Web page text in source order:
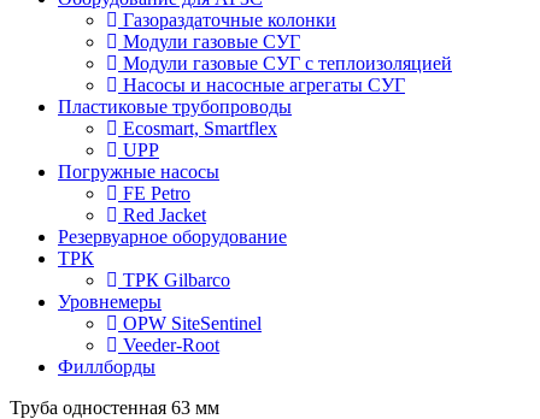
Газораздаточные колонки
Модули газовые СУГ
Модули газовые СУГ с теплоизоляцией
Насосы и насосные агрегаты СУГ
Пластиковые трубопроводы
Ecosmart, Smartflex
UPP
Погружные насосы
FE Petro
Red Jacket
Резервуарное оборудование
ТРК
ТРК Gilbarco
Уровнемеры
OPW SiteSentinel
Veeder-Root
Филлборды
Труба одностенная 63 мм